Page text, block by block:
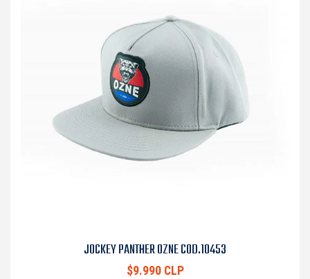
JOCKEY PANTHER OZNE COD.10453
$9.990 CLP